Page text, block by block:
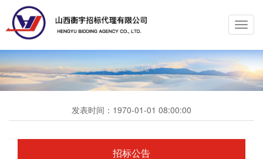
发表时间： 1970-01-01 08:00:00
招标公告